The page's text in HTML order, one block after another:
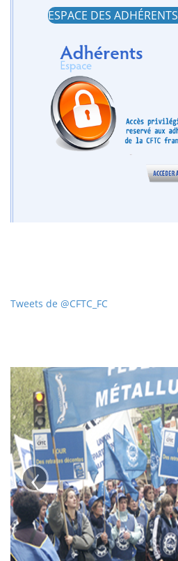
ESPACE DES ADHÉRENTS
Tweets de @CFTC_FC
‹